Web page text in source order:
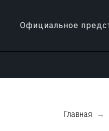
Официальное
Главная